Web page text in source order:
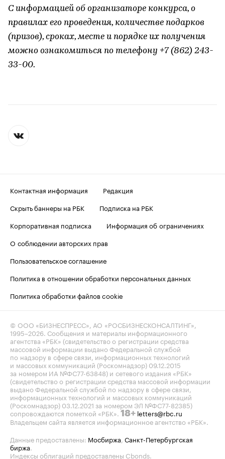
С информацией об организаторе конкурса, о
правилах его проведения, количестве подарков
(призов), сроках, месте и порядке их получения
можно ознакомиться по телефону +7 (862) 243-
33-00.
Контактная информация
Редакция
Скрыть баннеры на РБК
Подписка на РБК
Корпоративная подписка
Информация об ограничениях
О соблюдении авторских прав
Пользовательское соглашение
Политика в отношении обработки персональных данных
Политика обработки файлов cookie
© ООО «БИЗНЕСПРЕСС», АО «РОСБИЗНЕСКОНСАЛТИНГ»,
1995–2026. Сообщения и материалы информационного
агентства «РБК» (свидетельство о регистрации средства
массовой информации выдано Федеральной службой
по надзору в сфере связи, информационных технологий
и массовых коммуникаций (Роскомнадзор) 09.12.2015
за номером ИА №ФС77-63848) и сетевого издания «РБК»
(свидетельство о регистрации средства массовой информации
выдано Федеральной службой по надзору в сфере связи,
информационных технологий и массовых коммуникаций
(Роскомнадзор) 03.12.2021 за номером ЭЛ №ФС77-82385)
сопровождаются пометкой «РБК». 18+ letters@rbc.ru
Владельцем сайта является информационное агентство «РБК».
Данные предоставлены: Мосбиржа, Санкт-Петербургская
биржа.
Индексы облигаций предоставлены Cbonds.